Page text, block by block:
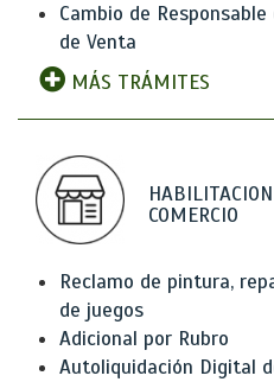
Cambio de
de Venta
MÁS TRÁMITES
COMERCIO
Reclamo de pintura,
de juegos
Adicional por Rubro
Autoliquidación Digital